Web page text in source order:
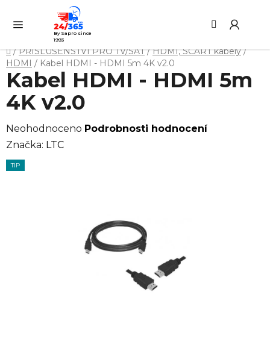
obsah
By Sapro since
1993
Domů
/ PŘÍSLUŠENSTVÍ PRO TV/SAT / HDMI, SCART kabely /
HDMI / Kabel HDMI - HDMI 5m 4K v2.0
Kabel HDMI - HDMI 5m
4K v2.0
Průměrné
hodnocení
produktu
Neohodnoceno Podrobnosti hodnocení
Značka: LTC
TIP